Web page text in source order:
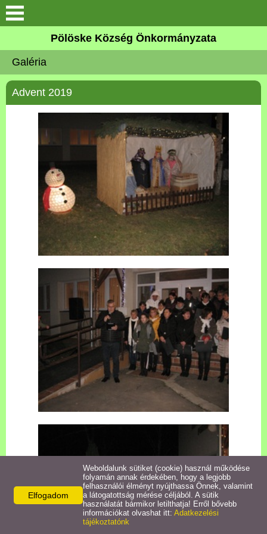
Keresés
Köszöntő
Elérhetőségek
Pölöskéről
Önkormányzat
Látnivalók
Pölöskei tavak
Alapítványok
Civil szervezetek
Szolgáltatások
Aktuális események
Pölöskéről írták
Pölöske Község Önkormányzata
Galéria
Advent 2019
Elfogadom
Weboldalunk sütiket (cookie) használ működése
folyamán annak érdekében, hogy a legjobb
felhasználói élményt nyújthassa Önnek, valamint
a látogatottság mérése céljából. A sütik
használatát bármikor letilthatja! Erről bővebb
információkat olvashat itt: Adatkezelési
tájékoztatónk